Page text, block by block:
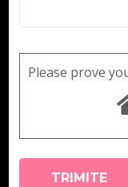
Please prove